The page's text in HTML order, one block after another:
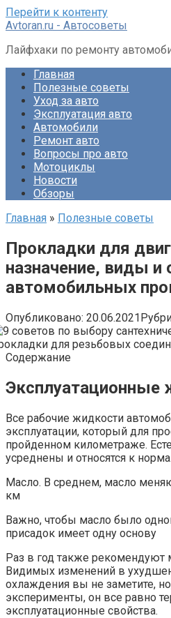
Перейти к контенту
Avtoran.ru - Автосоветы
Лайфхаки по ремонту
Главная
Полезные советы
Уход за авто
Эксплуатация авто
Автомобили
Ремонт авто
Вопросы про авто
Мотоциклы
Новости
Обзоры
Главная » Полезные советы
Прокладки для
назначение, виды и
автомобильных
Опубликовано: 20.06.2021
Содержание
Эксплуатационные
Все рабочие жидкости
эксплуатации, который для
пройденном километраже.
усреднены и относятся к
Масло. В среднем, масло
км
Важно, чтобы масло было
присадок имеет одну основу
Раз в год также рекомендуют
Видимых изменений в
охлаждения вы не заметите,
эксперименты, он все равно
эксплуатационные свойства.